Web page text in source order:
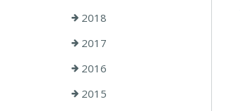
2018
2017
2016
2015